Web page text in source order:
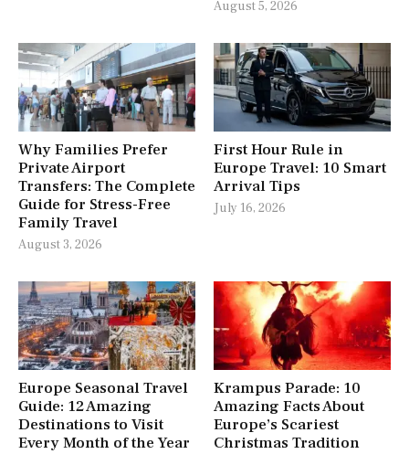
August 5, 2026
Why Families Prefer
Private Airport
Transfers: The Complete
Guide for Stress-Free
Family Travel
August 3, 2026
First Hour Rule in
Europe Travel: 10 Smart
Arrival Tips
July 16, 2026
Europe Seasonal Travel
Guide: 12 Amazing
Destinations to Visit
Every Month of the Year
Krampus Parade: 10
Amazing Facts About
Europe’s Scariest
Christmas Tradition